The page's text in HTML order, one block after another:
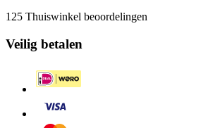
125 Thuiswinkel beoordelingen
Veilig betalen